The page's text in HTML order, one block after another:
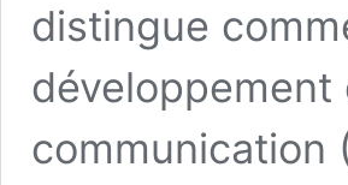
distingue
développement
communication